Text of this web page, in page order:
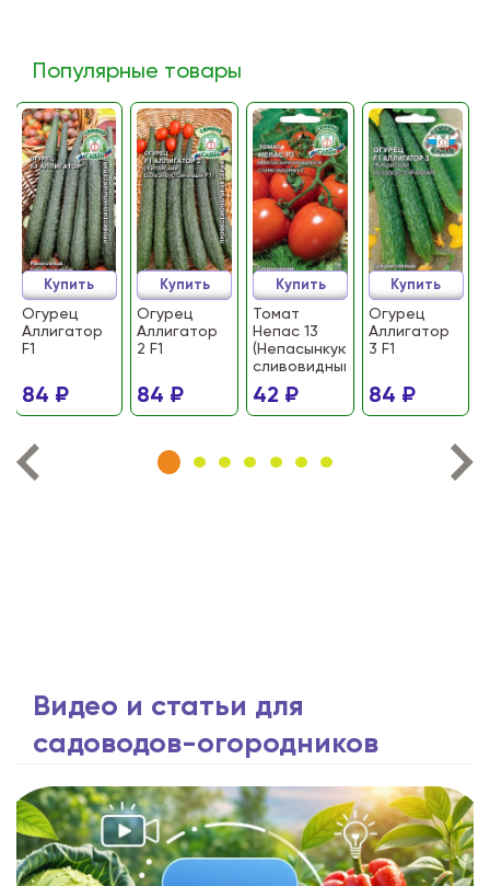
Популярные товары
Огурец
Аллигатор
F1
84 ₽
Купить
Огурец
Аллигатор
2 F1
84 ₽
Купить
Томат
Непас 13
(Непасынкующийся
сливовидный)
42 ₽
Купить
Огурец
Аллигатор
3 F1
84 ₽
Купить
Видео и статьи для
садоводов-огородников